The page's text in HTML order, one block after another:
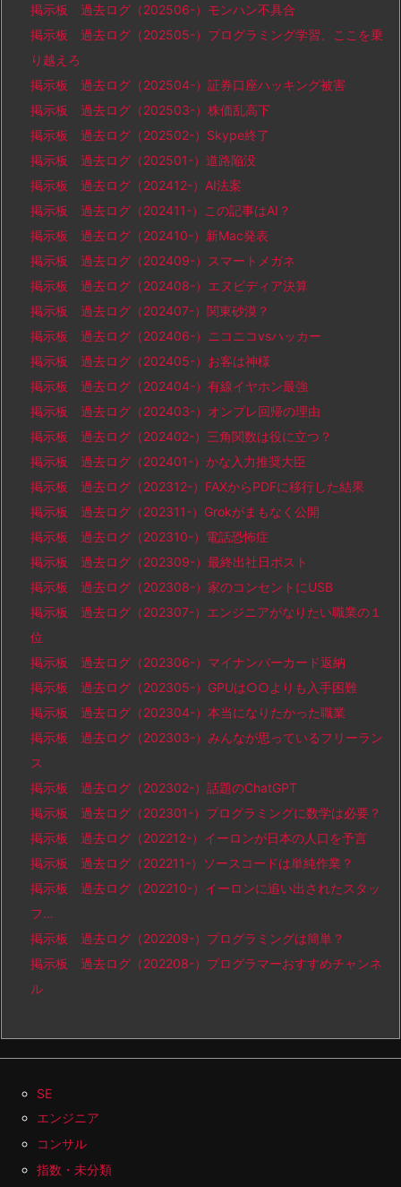
掲示板 過去ログ（202506-）モンハン不具合
掲示板 過去ログ（202505-）プログラミング学習、ここを乗
り越えろ
掲示板 過去ログ（202504-）証券口座ハッキング被害
掲示板 過去ログ（202503-）株価乱高下
掲示板 過去ログ（202502-）Skype終了
掲示板 過去ログ（202501-）道路陥没
掲示板 過去ログ（202412-）AI法案
掲示板 過去ログ（202411-）この記事はAI？
掲示板 過去ログ（202410-）新Mac発表
掲示板 過去ログ（202409-）スマートメガネ
掲示板 過去ログ（202408-）エヌビディア決算
掲示板 過去ログ（202407-）関東砂漠？
掲示板 過去ログ（202406-）ニコニコvsハッカー
掲示板 過去ログ（202405-）お客は神様
掲示板 過去ログ（202404-）有線イヤホン最強
掲示板 過去ログ（202403-）オンプレ回帰の理由
掲示板 過去ログ（202402-）三角関数は役に立つ？
掲示板 過去ログ（202401-）かな入力推奨大臣
掲示板 過去ログ（202312-）FAXからPDFに移行した結果
掲示板 過去ログ（202311-）Grokがまもなく公開
掲示板 過去ログ（202310-）電話恐怖症
掲示板 過去ログ（202309-）最終出社日ポスト
掲示板 過去ログ（202308-）家のコンセントにUSB
掲示板 過去ログ（202307-）エンジニアがなりたい職業の１
位
掲示板 過去ログ（202306-）マイナンバーカード返納
掲示板 過去ログ（202305-）GPUは○○よりも入手困難
掲示板 過去ログ（202304-）本当になりたかった職業
掲示板 過去ログ（202303-）みんなが思っているフリーラン
ス
掲示板 過去ログ（202302-）話題のChatGPT
掲示板 過去ログ（202301-）プログラミングに数学は必要？
掲示板 過去ログ（202212-）イーロンが日本の人口を予言
掲示板 過去ログ（202211-）ソースコードは単純作業？
掲示板 過去ログ（202210-）イーロンに追い出されたスタッ
フ…
掲示板 過去ログ（202209-）プログラミングは簡単？
掲示板 過去ログ（202208-）プログラマーおすすめチャンネ
ル
SE
エンジニア
コンサル
指数・未分類